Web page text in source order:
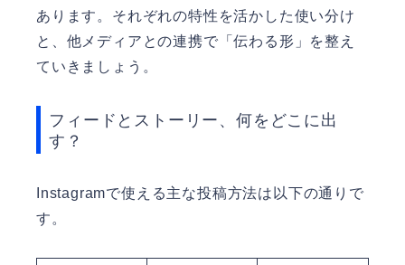
あります。それぞれの特性を活かした使い分け
と、他メディアとの連携で「伝わる形」を整え
ていきましょう。
フィードとストーリー、何をどこに出
す？
Instagramで使える主な投稿方法は以下の通りで
す。